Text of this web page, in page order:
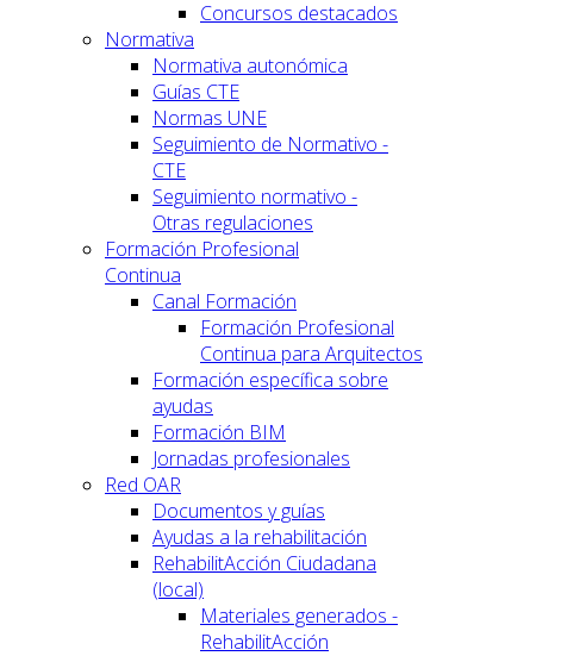
Concursos destacados
Normativa
Normativa autonómica
Guías CTE
Normas UNE
Seguimiento de Normativo -
CTE
Seguimiento normativo -
Otras regulaciones
Formación Profesional
Continua
Canal Formación
Formación Profesional
Continua para Arquitectos
Formación específica sobre
ayudas
Formación BIM
Jornadas profesionales
Red OAR
Documentos y guías
Ayudas a la rehabilitación
RehabilitAcción Ciudadana
(local)
Materiales generados -
RehabilitAcción